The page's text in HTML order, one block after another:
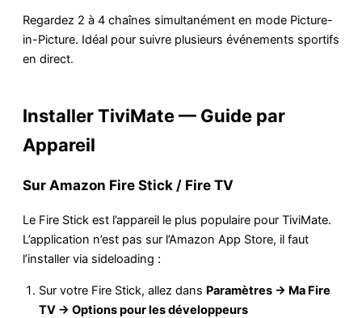
Regardez 2 à 4 chaînes simultanément en mode Picture-
in-Picture. Idéal pour suivre plusieurs événements sportifs
en direct.
Installer TiviMate — Guide par
Appareil
Sur Amazon Fire Stick / Fire TV
Le Fire Stick est l’appareil le plus populaire pour TiviMate.
L’application n’est pas sur l’Amazon App Store, il faut
l’installer via sideloading :
Sur votre Fire Stick, allez dans Paramètres → Ma Fire
TV → Options pour les développeurs